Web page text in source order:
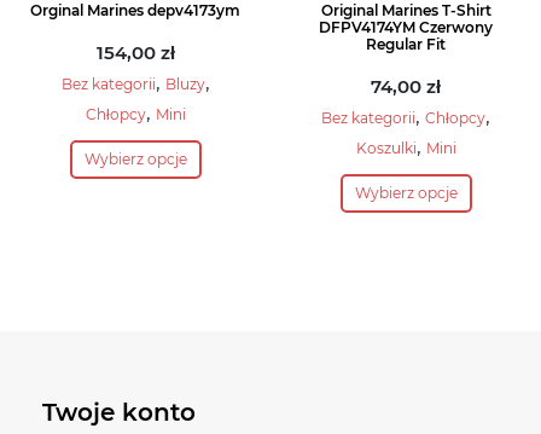
Orginal Marines depv4173ym
154,00 zł
Bez kategorii, Bluzy,
Chłopcy, Mini
Wybierz opcje
Ten
produkt
stronie
Original Marines T-Shirt
DFPV4174YM Czerwony
Regular Fit
74,00 zł
Bez kategorii, Chłopcy,
Koszulki, Mini
Wybierz opcje
Ten
produkt
Twoje konto